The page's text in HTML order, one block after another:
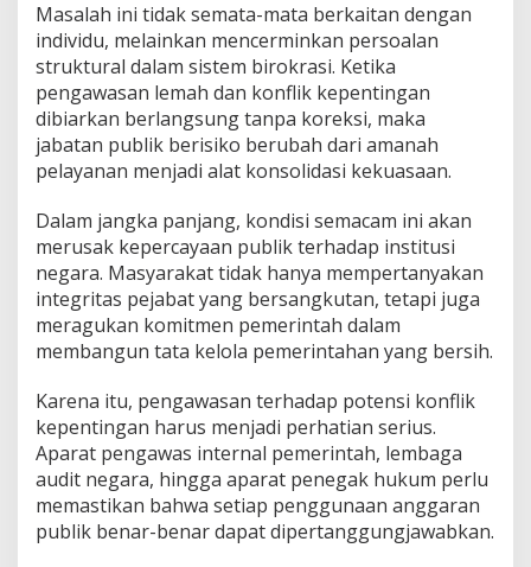
Masalah ini tidak semata-mata berkaitan dengan
individu, melainkan mencerminkan persoalan
struktural dalam sistem birokrasi. Ketika
pengawasan lemah dan konflik kepentingan
dibiarkan berlangsung tanpa koreksi, maka
jabatan publik berisiko berubah dari amanah
pelayanan menjadi alat konsolidasi kekuasaan.
Dalam jangka panjang, kondisi semacam ini akan
merusak kepercayaan publik terhadap institusi
negara. Masyarakat tidak hanya mempertanyakan
integritas pejabat yang bersangkutan, tetapi juga
meragukan komitmen pemerintah dalam
membangun tata kelola pemerintahan yang bersih.
Karena itu, pengawasan terhadap potensi konflik
kepentingan harus menjadi perhatian serius.
Aparat pengawas internal pemerintah, lembaga
audit negara, hingga aparat penegak hukum perlu
memastikan bahwa setiap penggunaan anggaran
publik benar-benar dapat dipertanggungjawabkan.